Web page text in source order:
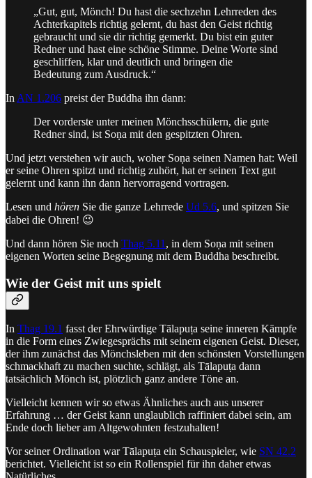
„Gut, gut, Mönch! Du hast die sechzehn Lehrreden des
Achterkapitels richtig gelernt, du hast den Geist richtig
gebraucht und sie dir richtig gemerkt. Du bist ein guter
Redner und hast eine schöne Stimme. Deine Worte sind
geschliffen, klar und deutlich und bringen die
Bedeutung zum Ausdruck.“
In AN 1.206 preist der Buddha ihn dann:
Der vorderste unter meinen Mönchsschülern, die gute
Redner sind, ist Soṇa mit den gespitzten Ohren.
Und jetzt verstehen wir auch, woher Soṇa seinen Namen hat: Weil
er seine Ohren spitzt und richtig zuhört, hat er seinen Text gut
gelernt und kann ihn dann hervorragend vortragen.
Lesen und hören Sie die ganze Lehrrede Ud 5.6, und spitzen Sie
dabei die Ohren! 😉
Und dann hören Sie noch Thag 5.11 , in dem Soṇa mit seinen
eigenen Worten seine Begegnung mit dem Buddha beschreibt.
Wie der Geist mit uns spielt
In Thag 19.1 fasst der Ehrwürdige Tālapuṭa seine inneren Kämpfe
in die Form eines Zwiegesprächs mit seinem eigenen Geist. Dieser,
der ihm zunächst das Mönchsleben mit den schönsten Vorstellungen
schmackhaft zu machen suchte, schlägt, als Tālapuṭa dann
tatsächlich Mönch ist, plötzlich ganz andere Töne an.
Vielleicht kennen wir so etwas Ähnliches auch aus unserer
Erfahrung … der Geist kann unglaublich raffiniert dabei sein, am
Ende doch lieber am Altgewohnten festzuhalten!
Vor seiner Ordination war Tālapuṭa ein Schauspieler, wie SN 42.2
berichtet. Vielleicht ist so ein Rollenspiel für ihn daher etwas